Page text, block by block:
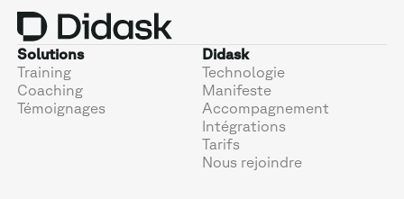
Solutions
Training
Coaching
Témoignages
Didask
Technologie
Manifeste
Accompagnement
Intégrations
Tarifs
Nous rejoindre